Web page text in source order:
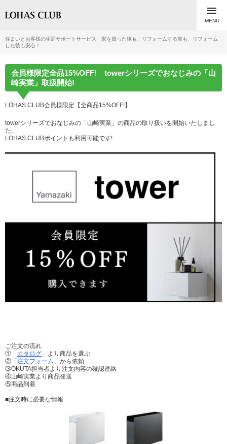

MENU
住まいとお客様の生涯サポートサービス 家を買った後も、リフォームする前も、リフォーム
した後も安心！
会員様限定全品15%OFF! towerシリーズでおなじみの「山
崎実業」取扱開始!
LOHAS CLUB会員様限定【全商品15%OFF!】
towerシリーズでおなじみの「山崎実業」の商品の取り扱いを開始いたしまし
た。
LOHAS CLUBポイントも利用可能です!
ご注文の流れ
①「 カタログ 」より商品を選ぶ
②「 注文フォーム 」から依頼
③OKUTA担当者より注文内容の確認連絡
④山崎実業より商品発送
⑤商品到着
■注文時に必要な情報